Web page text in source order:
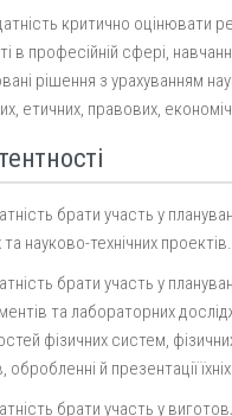
критично оцінювати
в професійній сфері,
рішення з урахуванням
етичних, правових,
брати участь у
науково-технічних проектів.
брати участь у
та лабораторних
фізичних систем,
обробленні й презентації
брати участь у